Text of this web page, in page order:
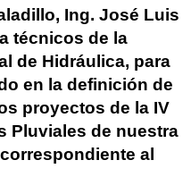
Ing. José Luis
técnicos de la
de Hidráulica, para
en la definición de
proyectos de la IV
Pluviales de nuestra
al